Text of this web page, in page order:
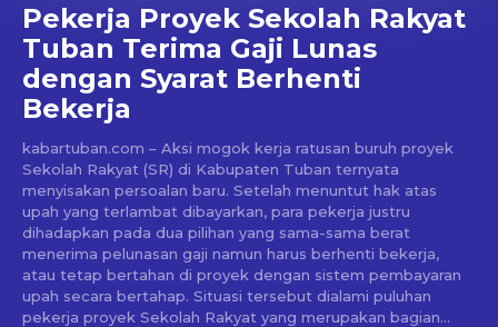
Pekerja Proyek Sekolah Rakyat
Tuban Terima Gaji Lunas
dengan Syarat Berhenti
Bekerja
kabartuban.com – Aksi mogok kerja ratusan buruh proyek
Sekolah Rakyat (SR) di Kabupaten Tuban ternyata
menyisakan persoalan baru. Setelah menuntut hak atas
upah yang terlambat dibayarkan, para pekerja justru
dihadapkan pada dua pilihan yang sama-sama berat
menerima pelunasan gaji namun harus berhenti bekerja,
atau tetap bertahan di proyek dengan sistem pembayaran
upah secara bertahap. Situasi tersebut dialami puluhan
pekerja proyek Sekolah Rakyat yang merupakan bagian...